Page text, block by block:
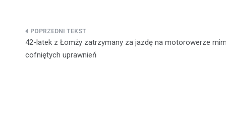
Nawigacja
wpisu
42-latek z Łomży zatrzymany za jazdę na motorowerze
cofniętych uprawnień